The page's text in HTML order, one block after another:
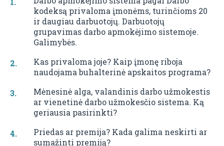
kodeksą privaloma įmonėms, turinčioms 20
ir daugiau darbuotojų. Darbuotojų
grupavimas darbo apmokėjimo sistemoje.
Galimybės.
Kas privaloma joje? Kaip įmonę riboja
naudojama buhalterinė apskaitos programa?
Mėnesinė alga, valandinis darbo užmokestis
ar vienetinė darbo užmokesčio sistema. Ką
geriausia pasirinkti?
Priedas ar premija? Kada galima neskirti ar
sumažinti premiją?